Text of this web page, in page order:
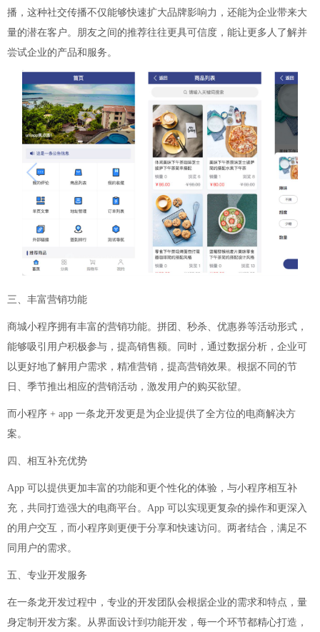
播，这种社交传播不仅能够快速扩大品牌影响力，还能为企业带来大
量的潜在客户。朋友之间的推荐往往更具可信度，能让更多人了解并
尝试企业的产品和服务。
三、丰富营销功能
商城小程序拥有丰富的营销功能。拼团、秒杀、优惠券等活动形式，
能够吸引用户积极参与，提高销售额。同时，通过数据分析，企业可
以更好地了解用户需求，精准营销，提高营销效果。根据不同的节
日、季节推出相应的营销活动，激发用户的购买欲望。
而小程序 + app 一条龙开发更是为企业提供了全方位的电商解决方
案。
四、相互补充优势
App 可以提供更加丰富的功能和更个性化的体验，与小程序相互补
充，共同打造强大的电商平台。App 可以实现更复杂的操作和更深入
的用户交互，而小程序则更便于分享和快速访问。两者结合，满足不
同用户的需求。
五、专业开发服务
在一条龙开发过程中，专业的开发团队会根据企业的需求和特点，量
身定制开发方案。从界面设计到功能开发，每一个环节都精心打造，